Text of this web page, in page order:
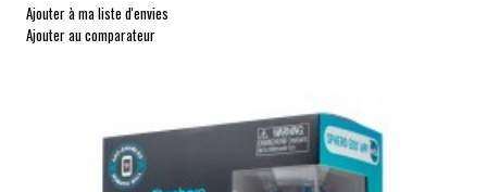
Ajouter à ma liste d'envies
Ajouter au comparateur